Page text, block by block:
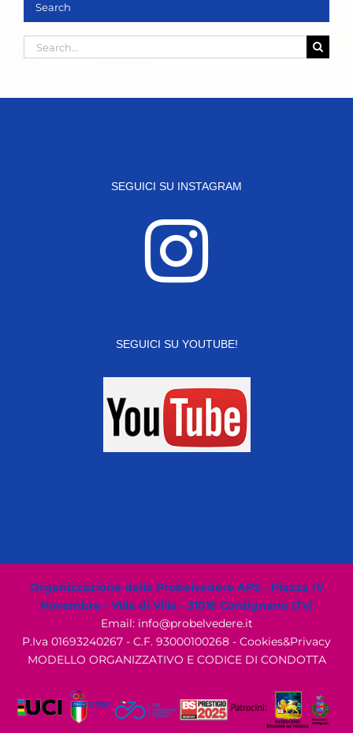
Search
Search
for:
SEGUICI SU INSTAGRAM
SEGUICI SU YOUTUBE!
Organizzazione della Probelvedere APS - Piazza IV
Novembre - Villa di Villa - 31016 Cordignano (Tv)
Email: info@probelvedere.it
P.Iva 01693240267 - C.F. 93000100268 - Cookies&Privacy
MODELLO ORGANIZZATIVO E CODICE DI CONDOTTA